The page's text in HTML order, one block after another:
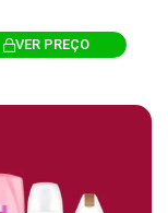
VER PREÇO